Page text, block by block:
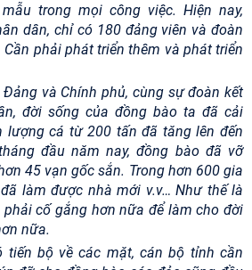
trong mọi công việc. Hiện nay,
dân, chỉ có 180 đảng viên và đoàn
phải phát triển thêm và phát triển
và Chính phủ, cùng sự đoàn kết
đời sống của đồng bào ta đã cải
lượng cá từ 200 tấn đã tăng lên đến
đầu năm nay, đồng bào đã vỡ
45 vạn gốc sắn. Trong hơn 600 gia
làm được nhà mới v.v… Như thế là
cố gắng hơn nữa để làm cho đời
nữa.
tiến bộ về các mặt, cán bộ tỉnh cần